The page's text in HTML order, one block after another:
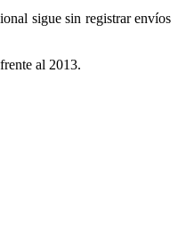
sigue sin registrar envíos
al 2013.